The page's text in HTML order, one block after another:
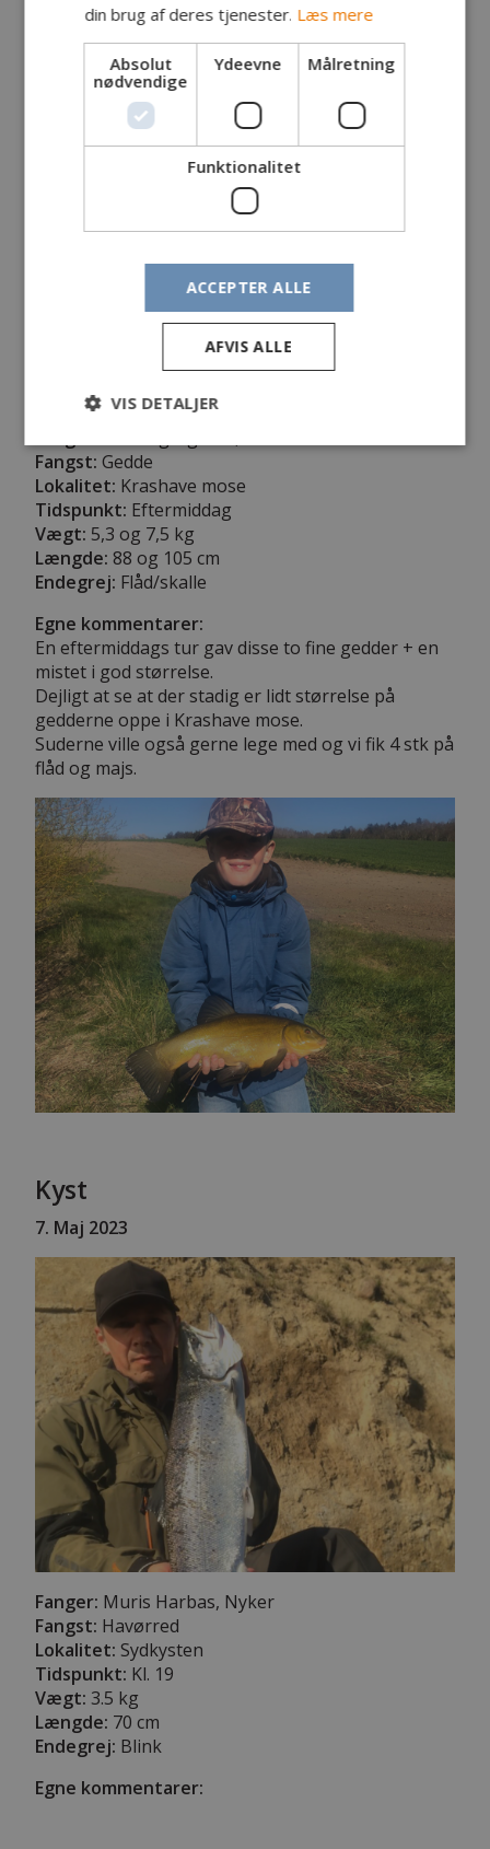
Fangst: Gedde
Lokalitet: Krashave mose
Tidspunkt: Eftermiddag
Vægt: 5,3 og 7,5 kg
Længde: 88 og 105 cm
Endegrej: Flåd/skalle
Egne kommentarer:
En eftermiddags tur gav disse to fine gedder + en
mistet i god størrelse.
Dejligt at se at der stadig er lidt størrelse på
gedderne oppe i Krashave mose.
Suderne ville også gerne lege med og vi fik 4 stk på
flåd og majs.
Kyst
7. Maj 2023
Fanger: Muris Harbas, Nyker
Fangst: Havørred
Lokalitet: Sydkysten
Tidspunkt: Kl. 19
Vægt: 3.5 kg
Længde: 70 cm
Endegrej: Blink
Egne kommentarer:
din brug af deres tjenester. Læs mere
Absolut
nødvendige
Ydeevne Målretning
Funktionalitet
ACCEPTER ALLE
AFVIS ALLE
VIS DETALJER